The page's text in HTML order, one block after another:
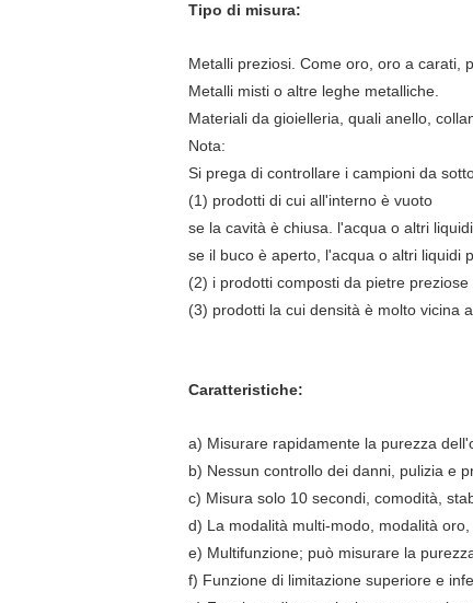
Tipo di misura:
Metalli preziosi. Come oro, oro a carati,
Metalli misti o altre leghe metalliche.
Materiali da gioielleria, quali anello,
Nota:
Si prega di controllare i campioni da
(1) prodotti di cui all'interno è vuoto
se la cavità è chiusa. l'acqua o altri
se il buco è aperto, l'acqua o altri liquidi
(2) i prodotti composti da pietre
(3) prodotti la cui densità è molto vicina
Caratteristiche:
a) Misurare rapidamente la purezza
b) Nessun controllo dei danni, pulizia e
c) Misura solo 10 secondi, comodità,
d) La modalità multi-modo, modalità
e) Multifunzione; può misurare la
f) Funzione di limitazione superiore e